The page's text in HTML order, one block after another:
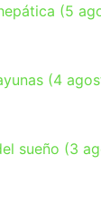
(5
(4
sueño (3